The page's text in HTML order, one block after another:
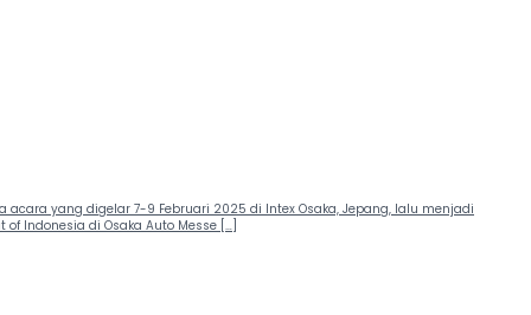
acara yang digelar 7-9 Februari 2025 di Intex Osaka, Jepang, lalu menjadi
Indonesia di Osaka Auto Messe […]